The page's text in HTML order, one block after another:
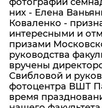
них - Елена
Коваленко -
интересными и
призами
руководства
вручены
Свибловой и
фотоцентра ВШТ
время